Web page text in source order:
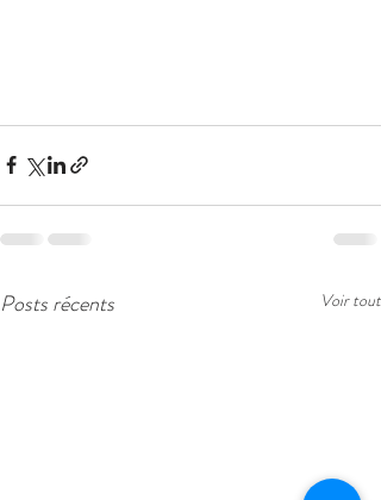
Posts récents Voir tout